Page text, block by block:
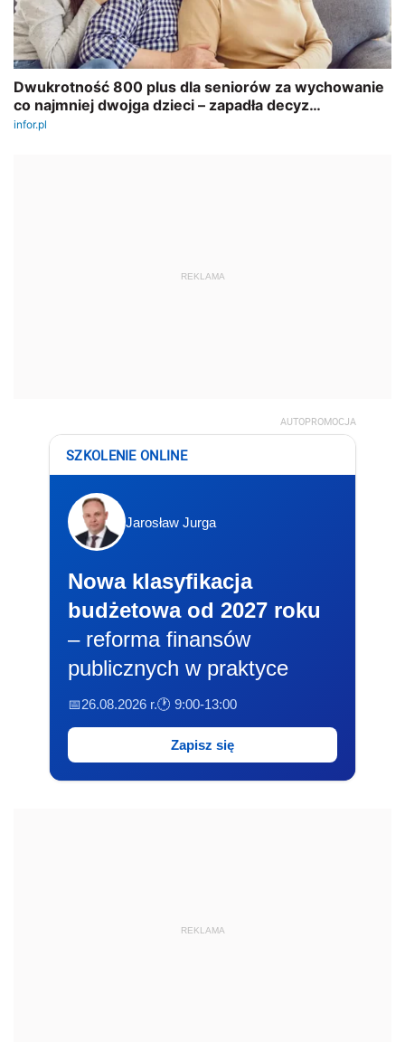
REKLAMA
AUTOPROMOCJA
SZKOLENIE ONLINE
Jarosław Jurga
Nowa klasyfikacja
budżetowa od 2027 roku
– reforma finansów
publicznych w praktyce
📅26.08.2026 r.🕐 9:00-13:00
Zapisz się
REKLAMA